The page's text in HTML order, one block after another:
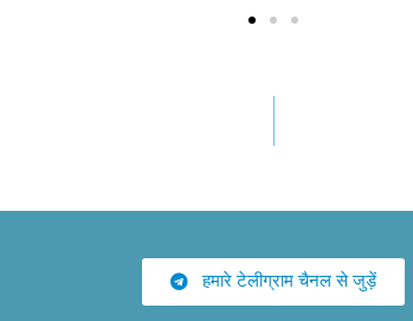
हमारे टेलीग्राम चैनल से जुड़ें